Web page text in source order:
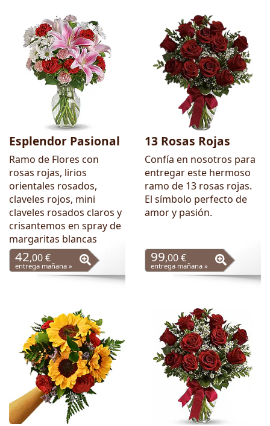
Esplendor Pasional
Ramo de Flores con
rosas rojas, lirios
orientales rosados,
claveles rojos, mini
claveles rosados claros y
crisantemos en spray de
margaritas blancas
42,00 €
entrega mañana »
13 Rosas Rojas
Confía en nosotros para
entregar este hermoso
ramo de 13 rosas rojas.
El símbolo perfecto de
amor y pasión.
99,00 €
entrega mañana »